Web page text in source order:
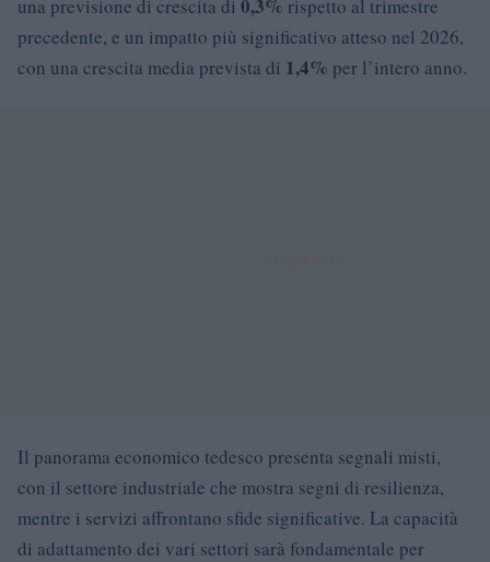
una previsione di crescita di 0,3% rispetto al trimestre
precedente, e un impatto più significativo atteso nel 2026,
con una crescita media prevista di 1,4% per l’intero anno.
Il panorama economico tedesco presenta segnali misti,
con il settore industriale che mostra segni di resilienza,
mentre i servizi affrontano sfide significative. La capacità
di adattamento dei vari settori sarà fondamentale per